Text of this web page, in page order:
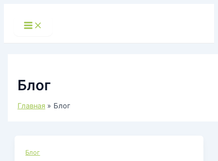
Main
Menu
Блог
Главная Блог
Блог